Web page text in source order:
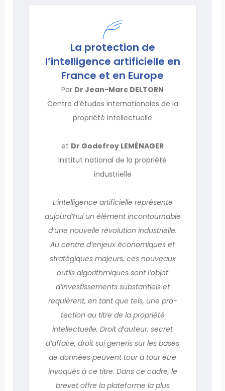
La protection de
l’intelligence artificielle en
France et en Europe
Par Dr Jean-Marc DELTORN
Centre d’études internationales de la
propriété intellectuelle
et Dr Godefroy LEMÉNAGER
Institut national de la propriété
industrielle
L’intelligence artificielle représente
aujourd’hui un élément incontournable
d’une nouvelle révolution industrielle.
Au centre d’enjeux économiques et
stratégiques majeurs, ces nouveaux
outils algorithmiques sont l’objet
d’investissements substantiels et
requièrent, en tant que tels, une pro­
tection au titre de la propriété
intellectuelle. Droit d’auteur, secret
d’affaire, droit sui generis sur les bases
de données peuvent tour à tour être
invoqués à ce titre. Dans ce cadre, le
brevet offre la plateforme la plus